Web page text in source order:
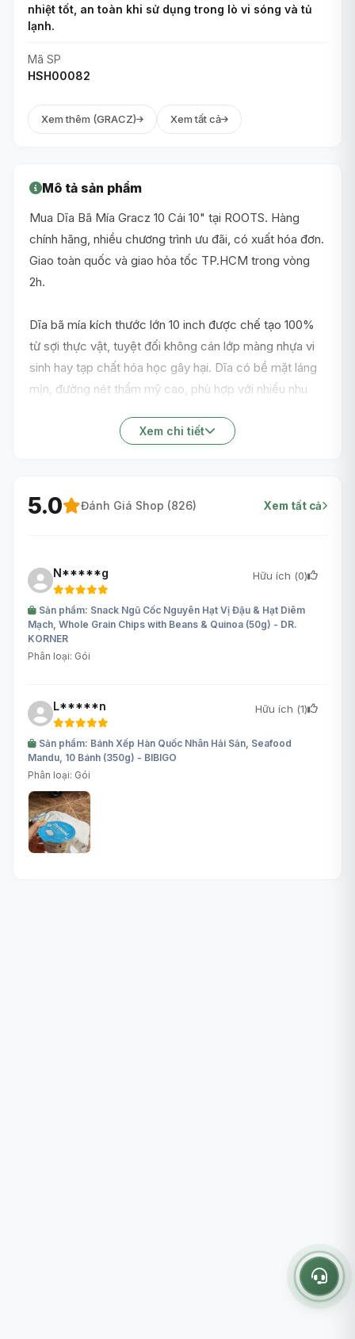
nhiệt tốt, an toàn khi sử dụng trong lò vi sóng và tủ
lạnh.
Mã SP
HSH00082
Xem thêm (GRACZ) Xem tất cả
Mô tả sản phẩm
Mua Dĩa Bã Mía Gracz 10 Cái 10" tại ROOTS. Hàng
chính hãng, nhiều chương trình ưu đãi, có xuất hóa đơn.
Giao toàn quốc và giao hỏa tốc TP.HCM trong vòng
2h.
Dĩa bã mía kích thước lớn 10 inch được chế tạo 100%
từ sợi thực vật, tuyệt đối không cán lớp màng nhựa vi
sinh hay tạp chất hóa học gây hại. Dĩa có bề mặt láng
mịn, đường nét thẩm mỹ cao, phù hợp với nhiều nhu
các buổi tiệc ngoài trời. Đây là loại vật liệu có khả năng
sống.
Xem chi tiết
5.0 Đánh Giá Shop (826) Xem tất cả
N*****g Hữu ích (0)
Sản phẩm: Snack Ngũ Cốc Nguyên Hạt Vị Đậu & Hạt Diêm
Mạch, Whole Grain Chips with Beans & Quinoa (50g) - DR.
KORNER
Phân loại: Gói
L*****n Hữu ích (1)
Sản phẩm: Bánh Xếp Hàn Quốc Nhân Hải Sản, Seafood
Mandu, 10 Bánh (350g) - BIBIGO
Phân loại: Gói